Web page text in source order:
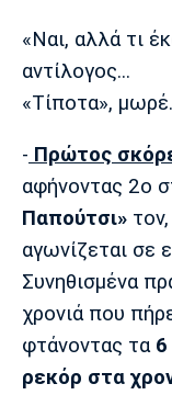
«Ναι, αλλά τι
αντίλογος...
«Tίποτα»,
- Πρώτος
αφήνοντας 2ο
Παπούτσι»
αγωνίζεται σε
Συνηθισμένα
χρονιά που
φτάνοντας τα 6
ρεκόρ στα